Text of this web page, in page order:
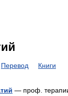
Перевод Книги
— проф.